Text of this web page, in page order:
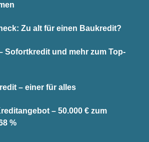
Zu alt für einen Baukredit?
Sofortkredit und mehr zum Top-
– einer für alles
– 50.000 € zum
%